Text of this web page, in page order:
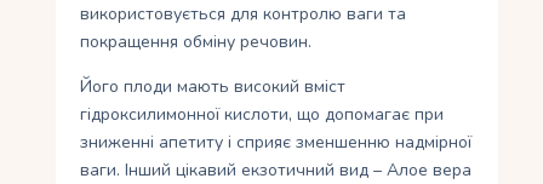
використовується для контролю ваги та
покращення обміну речовин.
Його плоди мають високий вміст
гідроксилимонної кислоти, що допомагає при
зниженні апетиту і сприяє зменшенню надмірної
ваги. Інший цікавий екзотичний вид – Алое вера